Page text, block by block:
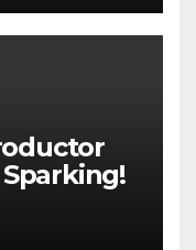
Sparking!
Limit-